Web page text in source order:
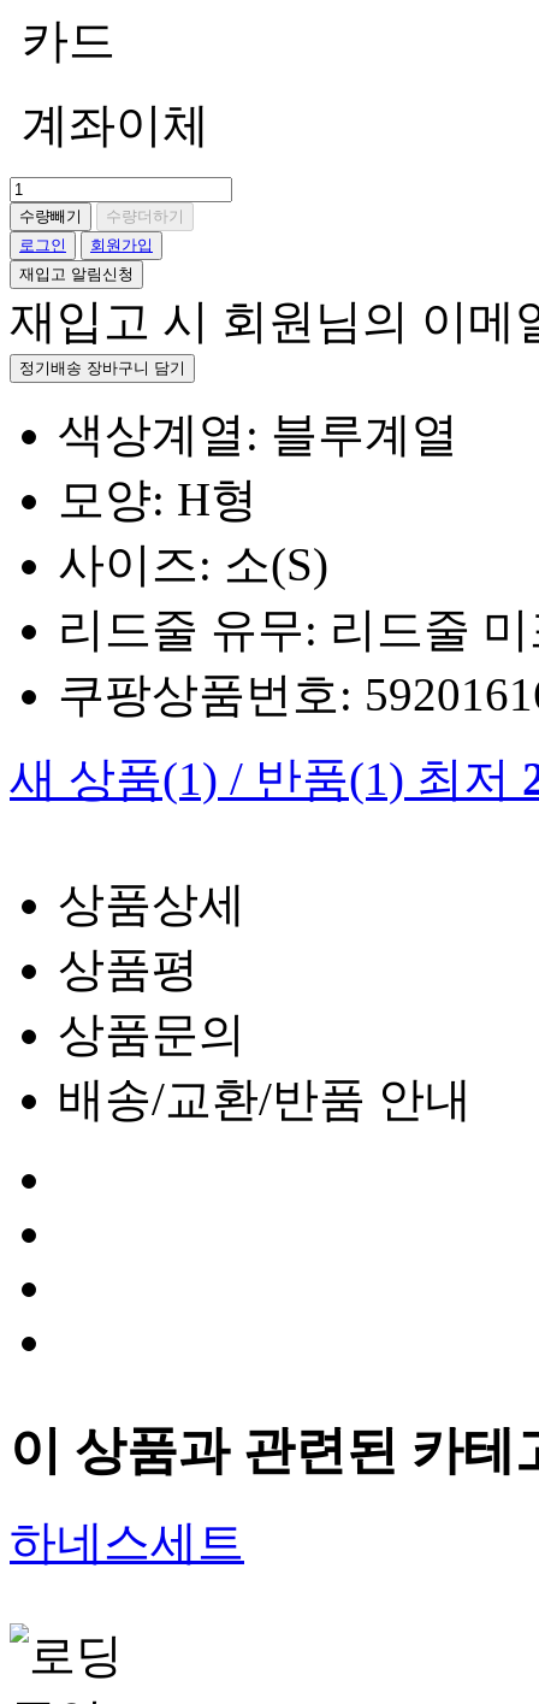
카드
계좌이체
수량빼기
수량더하기
로그인
회원가입
재입고 알림신청
재입고 시 회원님의 이메
정기배송 장바구니 담기
색상계열: 블루계열
모양: H형
사이즈: 소(S)
리드줄 유무: 리드줄
쿠팡상품번호:
새 상품(1) / 반품(1) 최저
상품상세
상품평
상품문의
배송/교환/반품 안내
이 상품과 관련된 카테
하네스세트